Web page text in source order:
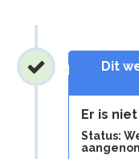
Dit
Er is
Status: